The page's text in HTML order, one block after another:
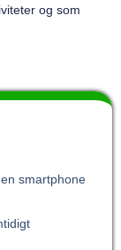
og som
smartphone